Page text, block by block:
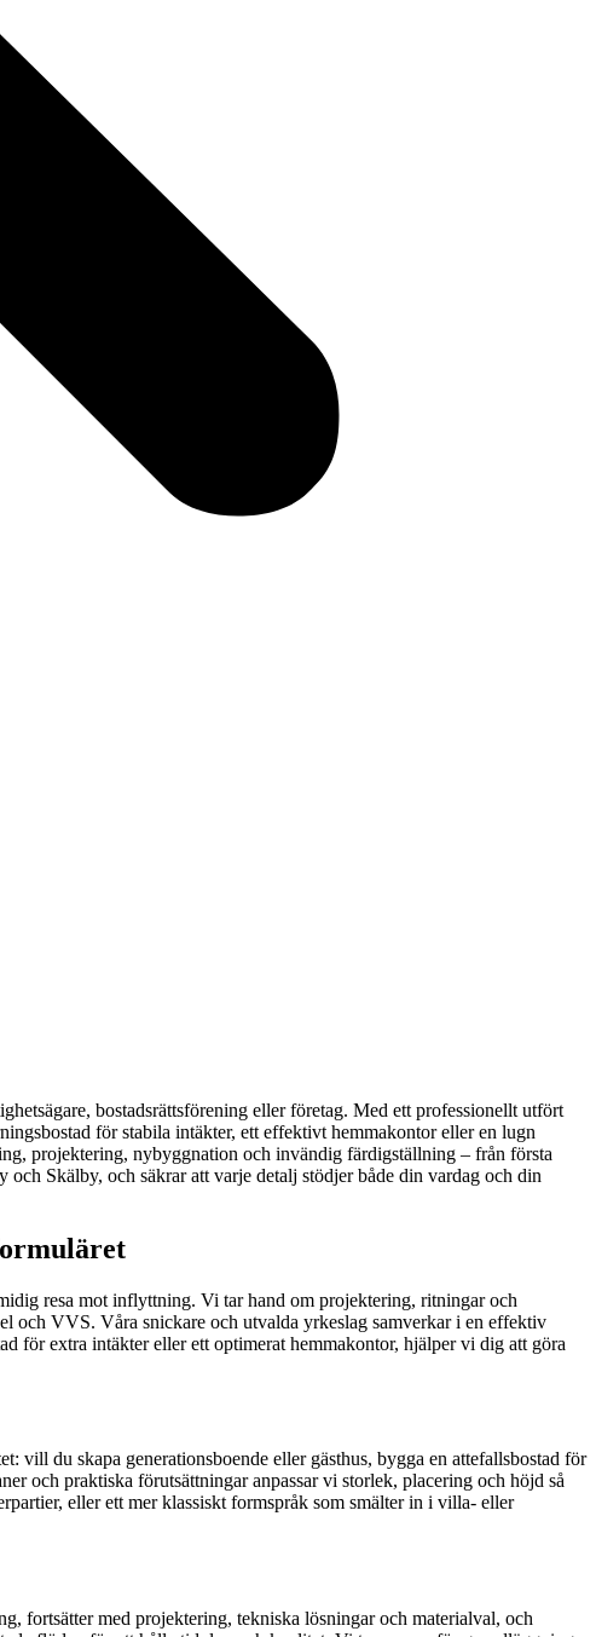
bostadsrättsförening eller företag. Med ett professionellt utfört
för stabila intäkter, ett effektivt hemmakontor eller en lugn
projektering, nybyggnation och invändig färdigställning – från första
Skälby, och säkrar att varje detalj stödjer både din vardag och din
resa mot inflyttning. Vi tar hand om projektering, ritningar och
och VVS. Våra snickare och utvalda yrkeslag samverkar i en effektiv
för extra intäkter eller ett optimerat hemmakontor, hjälper vi dig att göra
du skapa generationsboende eller gästhus, bygga en attefallsbostad för
och praktiska förutsättningar anpassar vi storlek, placering och höjd så
eller ett mer klassiskt formspråk som smälter in i villa- eller
fortsätter med projektering, tekniska lösningar och materialval, och